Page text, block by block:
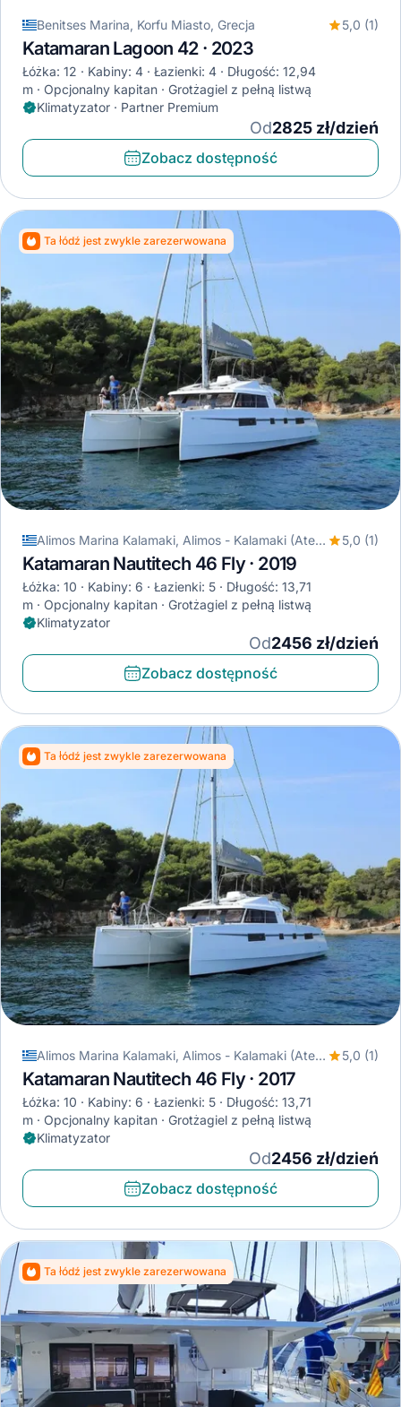
Benitses Marina, Korfu Miasto, Grecja 5,0 (1)
Katamaran Lagoon 42 · 2023
Łóżka: 12 Kabiny: 4 Łazienki: 4
Długość: 12,94
m
Opcjonalny kapitan
Grotżagiel z pełną listwą
Klimatyzator · Partner Premium
Od2825 zł/dzień
Zobacz dostępność
Ta łódź jest zwykle zarezerwowana
Alimos Marina Kalamaki, Alimos - Kalamaki (Ateny), Grecja 5,0 (1)
Katamaran Nautitech 46 Fly · 2019
Łóżka: 10 Kabiny: 6 Łazienki: 5
Długość: 13,71
m
Opcjonalny kapitan
Grotżagiel z pełną listwą
Klimatyzator
Od2456 zł/dzień
Zobacz dostępność
Ta łódź jest zwykle zarezerwowana
Alimos Marina Kalamaki, Alimos - Kalamaki (Ateny), Grecja 5,0 (1)
Katamaran Nautitech 46 Fly · 2017
Łóżka: 10 Kabiny: 6 Łazienki: 5
Długość: 13,71
m
Opcjonalny kapitan
Grotżagiel z pełną listwą
Klimatyzator
Od2456 zł/dzień
Zobacz dostępność
Ta łódź jest zwykle zarezerwowana